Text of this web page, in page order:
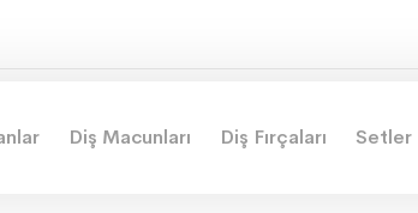
Diş Macunları Diş Fırçaları Setler